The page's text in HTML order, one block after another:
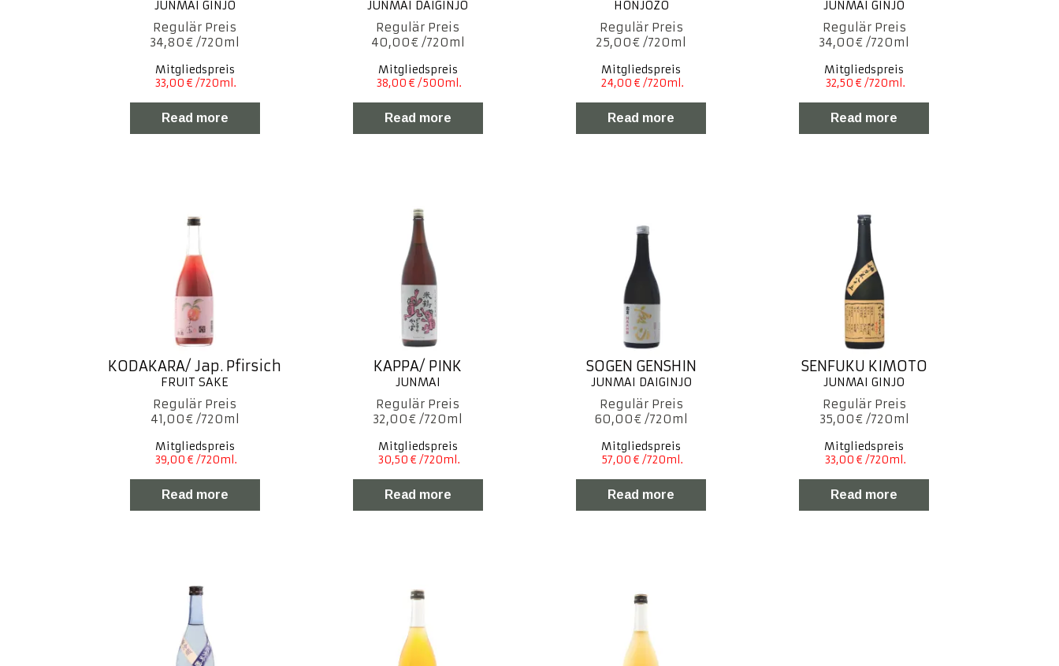
34,80€
Mitgliedspreis
Read more
40,00€
Mitgliedspreis
Read more
25,00€
Mitgliedspreis
Read more
34,00€
Mitgliedspreis
Read more
KODAKARA/ Jap. Pfirsich
41,00€
Mitgliedspreis
Read more
KAPPA/ PINK
32,00€
Mitgliedspreis
Read more
SOGEN GENSHIN
60,00€
Mitgliedspreis
Read more
SENFUKU KIMOTO
35,00€
Mitgliedspreis
Read more